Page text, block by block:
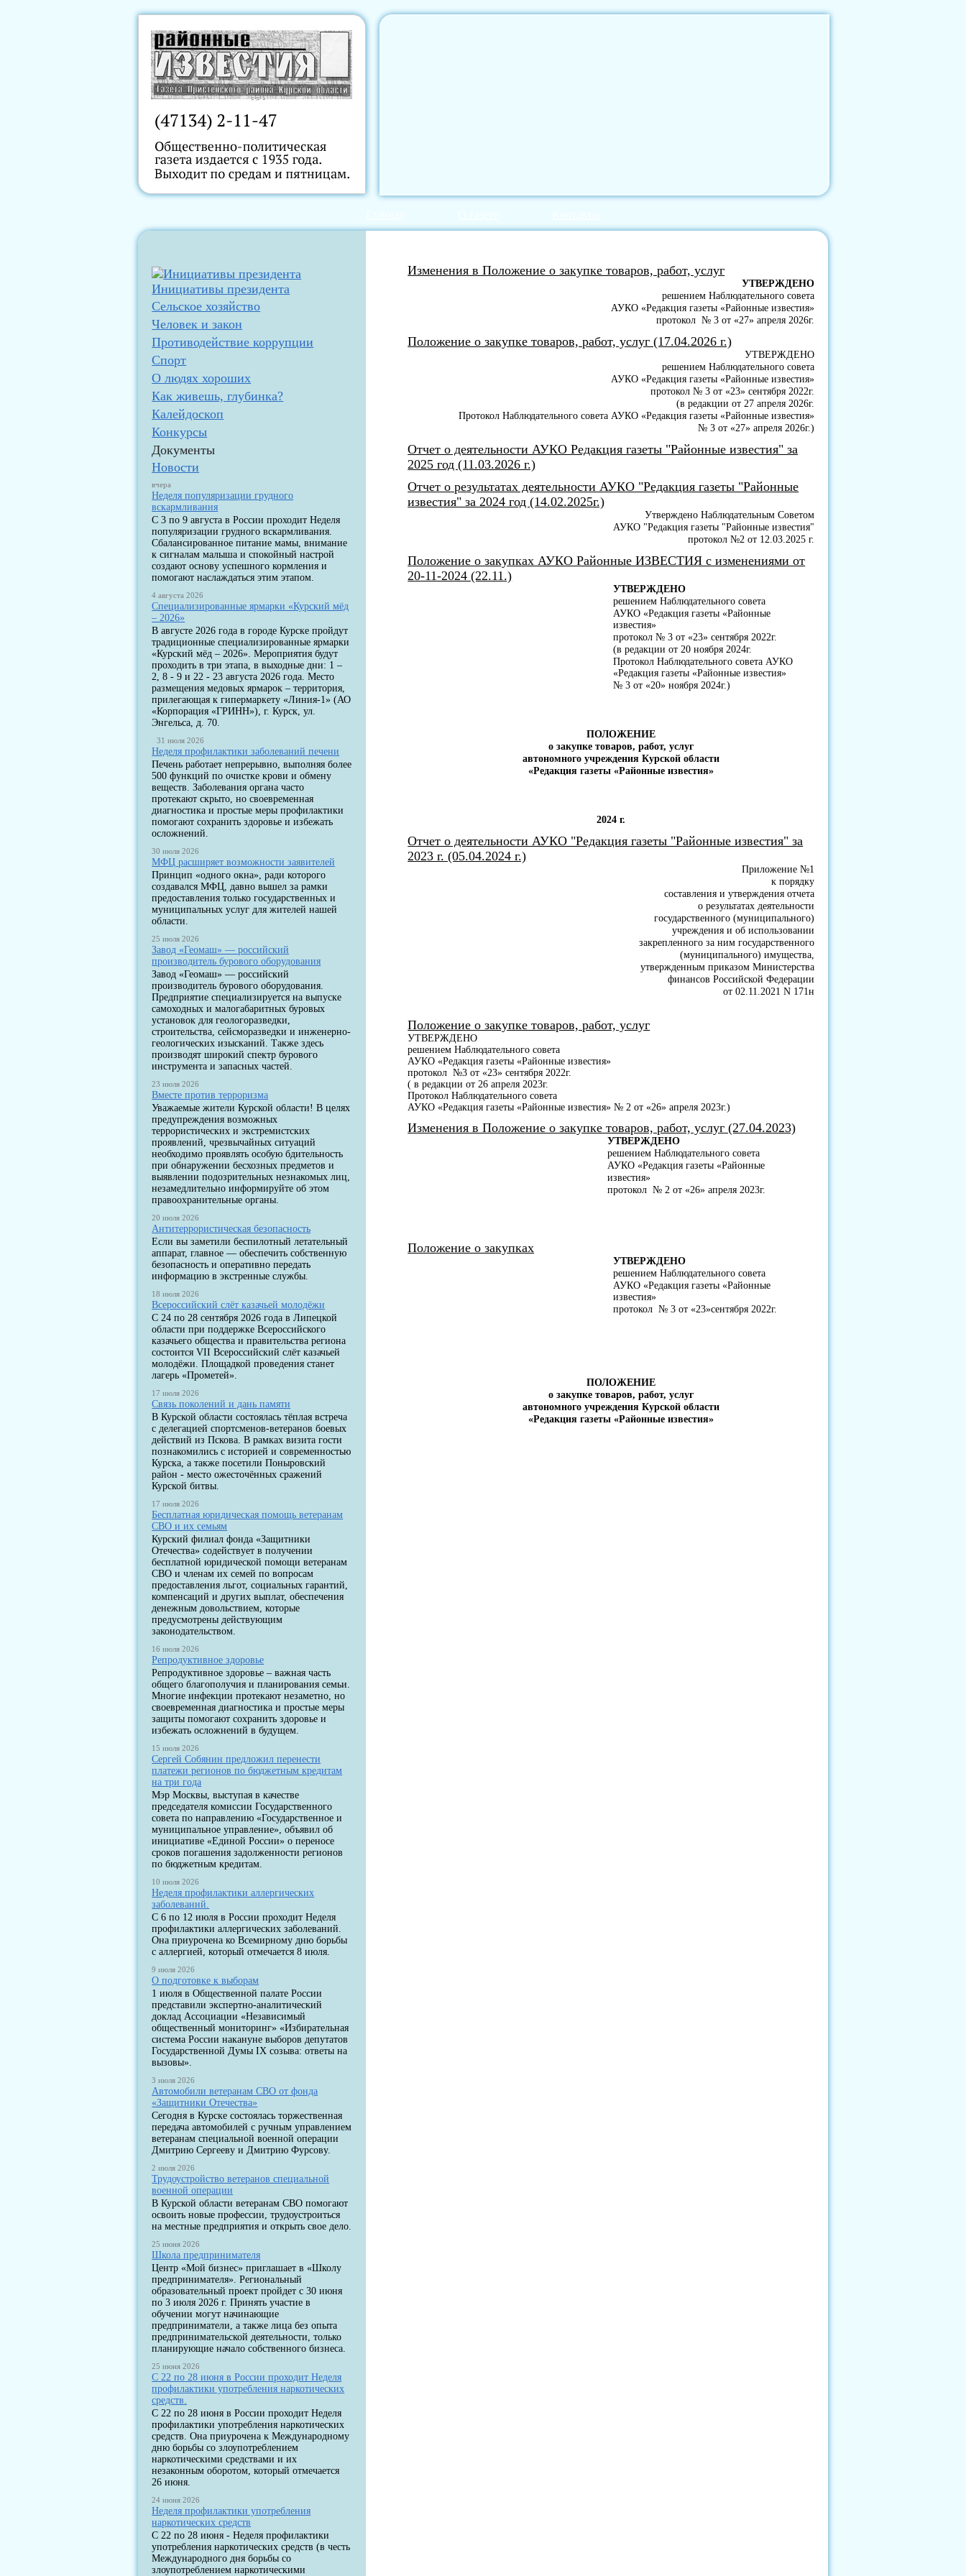
Инициативы президента
Сельское хозяйство
Человек и закон
Противодействие коррупции
Спорт
О людях хороших
Как живешь, глубинка?
Калейдоскоп
Конкурсы
Документы
Новости
вчера
Неделя популяризации грудного
вскармливания
С 3 по 9 августа в России проходит Неделя
популяризации грудного вскармливания.
Сбалансированное питание мамы, внимание
к сигналам малыша и спокойный настрой
создают основу успешного кормления и
помогают наслаждаться этим этапом.
4 августа 2026
Специализированные ярмарки «Курский мёд
– 2026»
В августе 2026 года в городе Курске пройдут
традиционные специализированные ярмарки
«Курский мёд – 2026». Мероприятия будут
проходить в три этапа, в выходные дни: 1 –
2, 8 - 9 и 22 - 23 августа 2026 года. Место
размещения медовых ярмарок – территория,
прилегающая к гипермаркету «Линия-1» (АО
«Корпорация «ГРИНН»), г. Курск, ул.
Энгельса, д. 70.
31 июля 2026
Неделя профилактики заболеваний печени
Печень работает непрерывно, выполняя более
500 функций по очистке крови и обмену
веществ. Заболевания органа часто
протекают скрыто, но своевременная
диагностика и простые меры профилактики
помогают сохранить здоровье и избежать
осложнений.
30 июля 2026
МФЦ расширяет возможности заявителей
Принцип «одного окна», ради которого
создавался МФЦ, давно вышел за рамки
предоставления только государственных и
муниципальных услуг для жителей нашей
области.
25 июля 2026
Завод «Геомаш» — российский
производитель бурового оборудования
Завод «Геомаш» — российский
производитель бурового оборудования.
Предприятие специализируется на выпуске
самоходных и малогабаритных буровых
установок для геологоразведки,
строительства, сейсморазведки и инженерно-
геологических изысканий. Также здесь
производят широкий спектр бурового
инструмента и запасных частей.
23 июля 2026
Вместе против терроризма
Уважаемые жители Курской области! В целях
предупреждения возможных
террористических и экстремистских
проявлений, чрезвычайных ситуаций
необходимо проявлять особую бдительность
при обнаружении бесхозных предметов и
выявлении подозрительных незнакомых лиц,
незамедлительно информируйте об этом
правоохранительные органы.
20 июля 2026
Антитеррористическая безопасность
Если вы заметили беспилотный летательный
аппарат, главное — обеспечить собственную
безопасность и оперативно передать
информацию в экстренные службы.
18 июля 2026
Всероссийский слёт казачьей молодёжи
С 24 по 28 сентября 2026 года в Липецкой
области при поддержке Всероссийского
казачьего общества и правительства региона
состоится VII Всероссийский слёт казачьей
молодёжи. Площадкой проведения станет
лагерь «Прометей».
17 июля 2026
Связь поколений и дань памяти
В Курской области состоялась тёплая встреча
с делегацией спортсменов-ветеранов боевых
действий из Пскова. В рамках визита гости
познакомились с историей и современностью
Курска, а также посетили Поныровский
район - место ожесточённых сражений
Курской битвы.
17 июля 2026
Бесплатная юридическая помощь ветеранам
СВО и их семьям
Курский филиал фонда «Защитники
Отечества» содействует в получении
бесплатной юридической помощи ветеранам
СВО и членам их семей по вопросам
предоставления льгот, социальных гарантий,
компенсаций и других выплат, обеспечения
денежным довольствием, которые
предусмотрены действующим
законодательством.
16 июля 2026
Репродуктивное здоровье
Репродуктивное здоровье – важная часть
общего благополучия и планирования семьи.
Многие инфекции протекают незаметно, но
своевременная диагностика и простые меры
защиты помогают сохранить здоровье и
избежать осложнений в будущем.
15 июля 2026
Сергей Собянин предложил перенести
платежи регионов по бюджетным кредитам
на три года
Мэр Москвы, выступая в качестве
председателя комиссии Государственного
совета по направлению «Государственное и
муниципальное управление», объявил об
инициативе «Единой России» о переносе
сроков погашения задолженности регионов
по бюджетным кредитам.
10 июля 2026
Неделя профилактики аллергических
заболеваний.
С 6 по 12 июля в России проходит Неделя
профилактики аллергических заболеваний.
Она приурочена ко Всемирному дню борьбы
с аллергией, который отмечается 8 июля.
9 июля 2026
О подготовке к выборам
1 июля в Общественной палате России
представили экспертно-аналитический
доклад Ассоциации «Независимый
общественный мониторинг» «Избирательная
система России накануне выборов депутатов
Государственной Думы IX созыва: ответы на
вызовы».
3 июля 2026
Автомобили ветеранам СВО от фонда
«Защитники Отечества»
Сегодня в Курске состоялась торжественная
передача автомобилей с ручным управлением
ветеранам специальной военной операции
Дмитрию Сергееву и Дмитрию Фурсову.
2 июля 2026
Трудоустройство ветеранов специальной
военной операции
В Курской области ветеранам СВО помогают
освоить новые профессии, трудоустроиться
на местные предприятия и открыть свое дело.
25 июня 2026
Школа предпринимателя
Центр «Мой бизнес» приглашает в «Школу
предпринимателя». Региональный
образовательный проект пройдет с 30 июня
по 3 июля 2026 г. Принять участие в
обучении могут начинающие
предприниматели, а также лица без опыта
предпринимательской деятельности, только
планирующие начало собственного бизнеса.
25 июня 2026
С 22 по 28 июня в России проходит Неделя
профилактики употребления наркотических
средств.
С 22 по 28 июня в России проходит Неделя
профилактики употребления наркотических
средств. Она приурочена к Международному
дню борьбы со злоупотреблением
наркотическими средствами и их
незаконным оборотом, который отмечается
26 июня.
24 июня 2026
Неделя профилактики употребления
наркотических средств
С 22 по 28 июня - Неделя профилактики
употребления наркотических средств (в честь
Международного дня борьбы со
злоупотреблением наркотическими
Изменения в Положение о закупке товаров, работ, услуг
УТВЕРЖДЕНО
решением Наблюдательного совета
АУКО «Редакция газеты «Районные известия»
протокол № 3 от «27» апреля 2026г.
Положение о закупке товаров, работ, услуг (17.04.2026 г.)
УТВЕРЖДЕНО
решением Наблюдательного совета
АУКО «Редакция газеты «Районные известия»
протокол № 3 от «23» сентября 2022г.
(в редакции от 27 апреля 2026г.
Протокол Наблюдательного совета АУКО «Редакция газеты «Районные известия»
№ 3 от «27» апреля 2026г.)
Отчет о деятельности АУКО Редакция газеты "Районные известия" за
2025 год (11.03.2026 г.)
Отчет о результатах деятельности АУКО "Редакция газеты "Районные
известия" за 2024 год (14.02.2025г.)
Утверждено Наблюдательным Советом
АУКО "Редакция газеты "Районные известия"
протокол №2 от 12.03.2025 г.
Положение о закупках АУКО Районные ИЗВЕСТИЯ с изменениями от
20-11-2024 (22.11.)
УТВЕРЖДЕНО
решением Наблюдательного совета
АУКО «Редакция газеты «Районные
известия»
протокол № 3 от «23» сентября 2022г.
(в редакции от 20 ноября 2024г.
Протокол Наблюдательного совета АУКО
«Редакция газеты «Районные известия»
№ 3 от «20» ноября 2024г.)
ПОЛОЖЕНИЕ
о закупке товаров, работ, услуг
автономного учреждения Курской области
«Редакция газеты «Районные известия»
2024 г.
Отчет о деятельности АУКО "Редакция газеты "Районные известия" за
2023 г. (05.04.2024 г.)
Приложение №1
к порядку
составления и утверждения отчета
о результатах деятельности
государственного (муниципального)
учреждения и об использовании
закрепленного за ним государственного
(муниципального) имущества,
утвержденным приказом Министерства
финансов Российской Федерации
от 02.11.2021 N 171н
Положение о закупке товаров, работ, услуг
УТВЕРЖДЕНО
решением Наблюдательного совета
АУКО «Редакция газеты «Районные известия»
протокол №3 от «23» сентября 2022г.
( в редакции от 26 апреля 2023г.
Протокол Наблюдательного совета
АУКО «Редакция газеты «Районные известия» № 2 от «26» апреля 2023г.)
Изменения в Положение о закупке товаров, работ, услуг (27.04.2023)
УТВЕРЖДЕНО
решением Наблюдательного совета
АУКО «Редакция газеты «Районные
известия»
протокол № 2 от «26» апреля 2023г.
Положение о закупках
УТВЕРЖДЕНО
решением Наблюдательного совета
АУКО «Редакция газеты «Районные
известия»
протокол № 3 от «23»сентября 2022г.
ПОЛОЖЕНИЕ
о закупке товаров, работ, услуг
автономного учреждения Курской области
«Редакция газеты «Районные известия»